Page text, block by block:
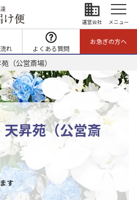
business
運営会社 メニュー
れ よくある質問
お急ぎの方へ
（公営斎場）
昇苑（公営斎
す